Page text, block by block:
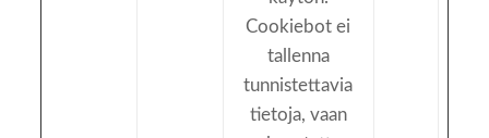
Cookiebot ei
tallenna
tunnistettavia
tietoja, vaan